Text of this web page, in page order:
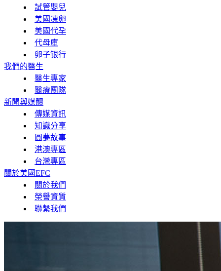
試管嬰兒
美國凍卵
美國代孕
代母庫
卵子银行
我們的醫生
醫生專家
醫療團隊
新聞與媒體
傳媒資訊
知識分享
圓夢故事
港澳專區
台灣專區
關於美國EFC
關於我們
榮譽資質
聯繫我們